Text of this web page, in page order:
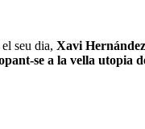
seu dia, Xavi Hernández
se a la vella utopia